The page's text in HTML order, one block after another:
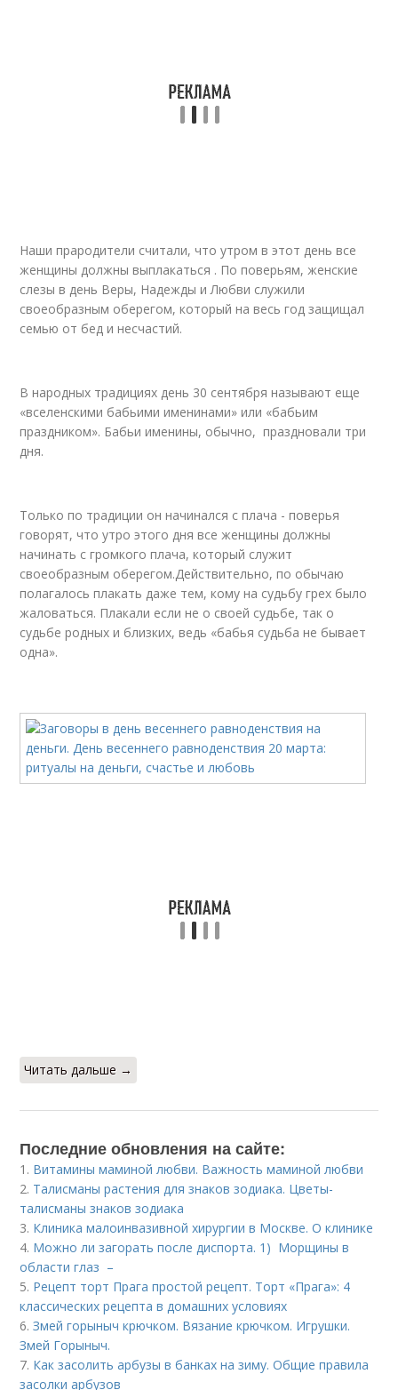
Наши прародители считали, что утром в этот день все
женщины должны выплакаться . По поверьям, женские
слезы в день Веры, Надежды и Любви служили
своеобразным оберегом, который на весь год защищал
семью от бед и несчастий.
В народных традициях день 30 сентября называют еще
«вселенскими бабьими именинами» или «бабьим
праздником». Бабьи именины, обычно, праздновали три
дня.
Только по традиции он начинался с плача - поверья
говорят, что утро этого дня все женщины должны
начинать с громкого плача, который служит
своеобразным оберегом.Действительно, по обычаю
полагалось плакать даже тем, кому на судьбу грех было
жаловаться. Плакали если не о своей судьбе, так о
судьбе родных и близких, ведь «бабья судьба не бывает
одна».
Читать дальше →
Последние обновления на сайте:
1. Витамины маминой любви. Важность маминой любви
2. Талисманы растения для знаков зодиака. Цветы-
талисманы знаков зодиака
3. Клиника малоинвазивной хирургии в Москве. О клинике
4. Можно ли загорать после диспорта. 1) Морщины в
области глаз –
5. Рецепт торт Прага простой рецепт. Торт «Прага»: 4
классических рецепта в домашних условиях
6.Змей горыныч крючком. Вязание крючком. Игрушки.
Змей Горыныч.
7. Как засолить арбузы в банках на зиму. Общие правила
засолки арбузов